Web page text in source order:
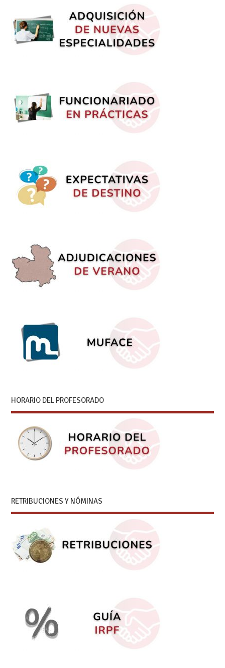
HORARIO DEL PROFESORADO
RETRIBUCIONES Y NÓMINAS